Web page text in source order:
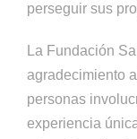
perseguir sus
La Fundación
agradecimiento
personas
experiencia